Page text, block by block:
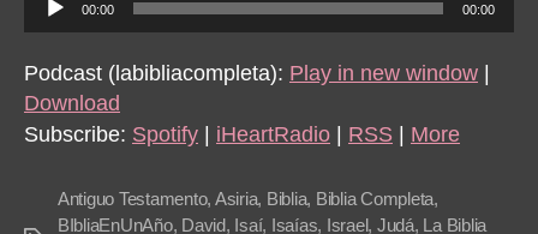
u
d
i
o
a
00:00 00:00
Podcast (labibliacompleta): Play in new window
Download
Subscribe: Spotify iHeartRadio RSS More
Antiguo Testamento, Asiria, Biblia, Biblia Completa,
BIbliaEnUnAño, David, Isaí, Isaías, Israel, Judá, La Biblia